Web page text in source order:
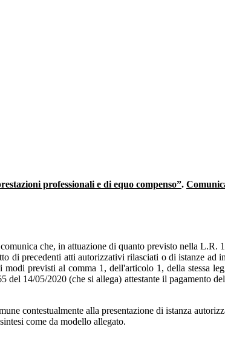
professionali e di equo compenso”.
che, in attuazione di quanto previsto nella L.R.
di precedenti atti autorizzativi rilasciati o di istanze ad
previsti al comma 1, dell'articolo 1, della stessa
14/05/2020 (che si allega) attestante il pagamento
contestualmente alla presentazione di istanza
come da modello allegato.